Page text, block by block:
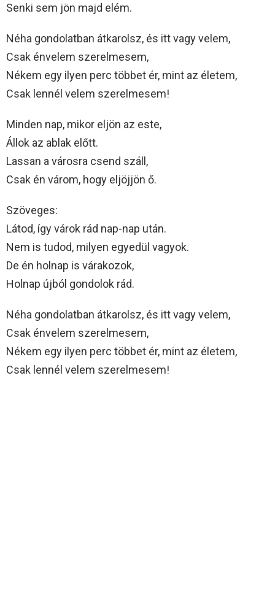
Senki sem jön majd elém.
Néha gondolatban átkarolsz, és itt vagy velem,
Csak énvelem szerelmesem,
Nékem egy ilyen perc többet ér, mint az életem,
Csak lennél velem szerelmesem!
Minden nap, mikor eljön az este,
Állok az ablak előtt.
Lassan a városra csend száll,
Csak én várom, hogy eljöjjön ő.
Szöveges:
Látod, így várok rád nap-nap után.
Nem is tudod, milyen egyedül vagyok.
De én holnap is várakozok,
Holnap újból gondolok rád.
Néha gondolatban átkarolsz, és itt vagy velem,
Csak énvelem szerelmesem,
Nékem egy ilyen perc többet ér, mint az életem,
Csak lennél velem szerelmesem!